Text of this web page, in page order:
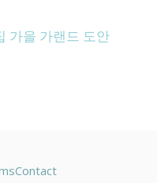
가을 가랜드 도안
Contact